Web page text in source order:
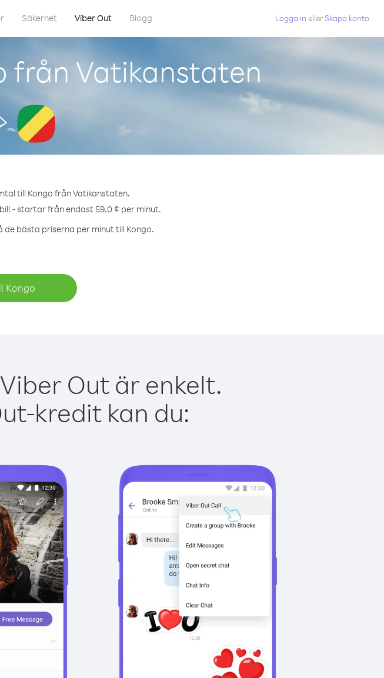
Säkerhet Viber Out Blogg Logga in eller Skapa konto
från Vatikanstaten
till Kongo från Vatikanstaten.
- startar från endast 59.0 ¢ per minut.
bästa priserna per minut till Kongo.
Kongo
Out är enkelt.
kredit kan du: